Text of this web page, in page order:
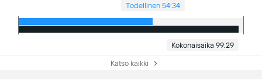
Todellinen 54:34
Kokonaisaika 99:29
Katso kaikki